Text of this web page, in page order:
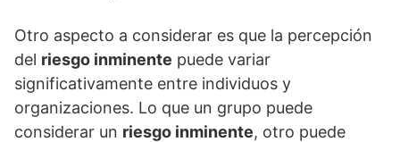
Otro aspecto a considerar es que la percepción
del riesgo inminente puede variar
significativamente entre individuos y
organizaciones. Lo que un grupo puede
considerar un riesgo inminente, otro puede